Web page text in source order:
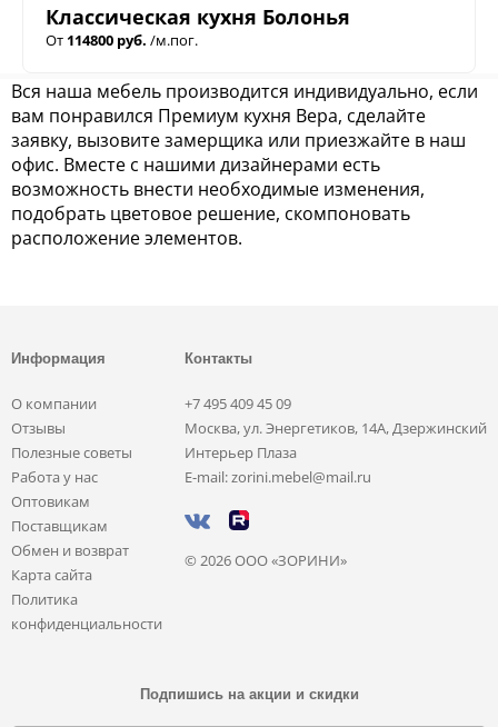
Классическая кухня Болонья
От 114800 руб. /м.пог.
Вся наша мебель производится индивидуально, если
вам понравился Премиум кухня Вера, сделайте
заявку, вызовите замерщика или приезжайте в наш
офис. Вместе с нашими дизайнерами есть
возможность внести необходимые изменения,
подобрать цветовое решение, скомпоновать
расположение элементов.
Информация
О компании
Отзывы
Полезные советы
Работа у нас
Оптовикам
Поставщикам
Обмен и возврат
Карта сайта
Политика
конфиденциальности
Контакты
+7 495 409 45 09
Москва, ул. Энергетиков, 14А, Дзержинский
Интерьер Плаза
E-mail: zorini.mebel@mail.ru
© 2026 ООО «ЗОРИНИ»
Подпишись на акции и скидки